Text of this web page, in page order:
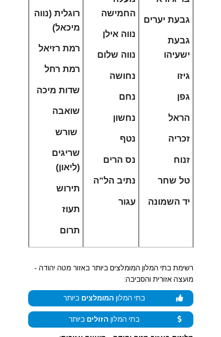
גבעת יערים
גבעת
ישעיהו
גיזו
גפן
הראל
זכריה
זנוח
טל שחר
יד השמונה
החמישה
נווה אילן
נווה שלום
נחושה
נחם
נחשון
נטף
נס הרים
נתיב הל"ה
עגור
רוגלית (נווה
מיכאל)
רמת רזיאל
רמת רחל
שדות מיכה
שואבה
שורש
שריגים
(ליאון)
תירוש
תעוז
תרום
רשימת בתי המלון המומלצים ביותר באזור מטה יהודה -
מועצה אזורית והסביבה:
בתי המלון המומלצים ביותר
בתי המלון הזולים ביותר